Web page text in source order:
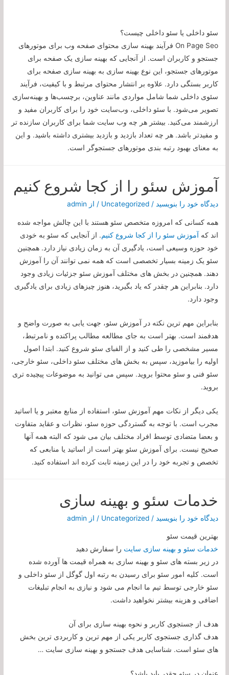
سئو داخلی یا سئو داخلی چیست؟
On Page Seo فرآیند بهینه سازی محتوای صفحه وب برای موتورهای
جستجو و کاربران است. از آنجایی که بهینه سازی یک صفحه برای
موتورهای جستجو، این نوع بهینه سازی به بهینه سازی صفحه برای
کاربر بستگی دارد. علاوه بر انتشار محتوای مرتبط و با کیفیت، فرآیند
سئوی داخلی شما شامل مواردی مانند عناوین، برچسب‌ها و بهینه‌سازی
تصویر می‌شود. با سئو داخلی، وب‌سایت خود را برای کاربران مفید و
ارزشمند می‌کنید. بیشتر هر چه وب سایت شما برای کاربران سازنده تر
و مفیدتر باشد. هر چه تعداد بازدید و بازدید بیشتری داشته باشید. و این
به معنای بهبود رتبه بندی موتورهای جستجوگر است.
آموزش سئو را از کجا شروع کنیم
دیدگاه‌ خود را بنویسید /
Uncategorized / از admin
همه کسانی که امروزه متخصص سئو هستند با این چالش مواجه شده
اند که آموزش سئو را از کجا شروع کنیم. از آنجایی که سئو به خودی
خود حوزه وسیعی است، یادگیری آن به زمان زیادی نیاز دارد. همچنین
سئو یک زمینه بسیار تخصصی است که همه نمی توانند آن را آموزش
دهند. همچنین در بخش های مختلف آموزش سئو جزئیات زیادی وجود
دارد. بنابراین هر چقدر که یاد بگیرید، هنوز چیزهای زیادی برای یادگیری
وجود دارد.
بنابراین مهم ترین نکته در آموزش سئو، جهت یابی به صورت واضح و
هدفمند است. بهتر است به جای مطالعه مطالب پراکنده و نامرتبط،
مسیر مشخصی را طی کنید و از الفبای سئو شروع کنید. ابتدا اصول
اولیه را بیاموزید، سپس به بخش های مختلف سئو داخلی، سئو خارجی،
سئو فنی و سئو محتوا بروید. سپس می توانید به موضوعات پیچیده تری
بروید.
یکی دیگر از نکات مهم آموزش سئو، استفاده از منابع معتبر و یا اساتید
مجرب است. با توجه به گستردگی حوزه سئو، نظرات و عقاید متفاوت
و بعضا متضادی توسط افراد مختلف بیان می شود که البته همه آنها
صحیح نیست. برای آموزش سئو بهتر است از اساتید یا منابعی که
تخصص و تجربه خود را در این زمینه ثابت کرده اند استفاده کنید.
خدمات سئو و بهینه سازی
دیدگاه‌ خود را بنویسید /
Uncategorized / از admin
بهترین قیمت سئو
خدمات سئو و بهینه سازی سایت را سفارش دهید
در زیر بسته های سئو و بهینه سازی به همراه قیمت ها آورده شده
است. کلیه امور سئو برای رسیدن به رتبه اول گوگل از سئو داخلی و
سئو خارجی توسط تیم ما انجام می شود و نیازی به انجام تبلیغات
اضافی و هزینه بیشتر نخواهید داشت.
هدف از جستجوی کاربر و نحوه بهینه سازی برای آن
هدف گذاری جستجوی کاربر یکی از مهم ترین و کاربردی ترین بخش
های سئو است. شناسایی هدف جستجو و بهینه سازی سایت …